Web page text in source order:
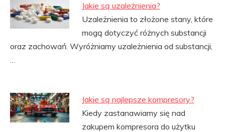
Jakie są uzależnienia?
Uzależnienia to złożone stany, które
mogą dotyczyć różnych substancji
oraz zachowań. Wyróżniamy uzależnienia od substancji,
…
Jakie są najlepsze kompresory?
Kiedy zastanawiamy się nad
zakupem kompresora do użytku